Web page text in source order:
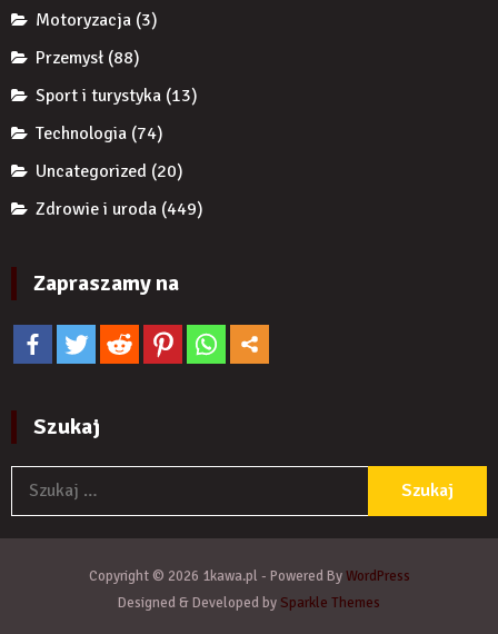
Motoryzacja (3)
Przemysł (88)
Sport i turystyka (13)
Technologia (74)
Uncategorized (20)
Zdrowie i uroda (449)
Zapraszamy na
Szukaj
Copyright © 2026 1kawa.pl - Powered ByWordPress
Designed & Developed by Sparkle Themes